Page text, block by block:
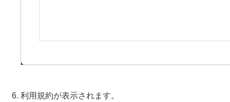
利用規約が表示されます。